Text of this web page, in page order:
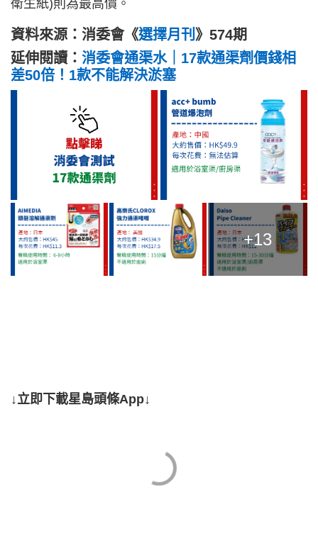
衛生紙)則為最高價。
資料來源：消委會《選擇月刊 》574期
延伸閱讀： 消委會通渠水｜17款通渠劑價錢相
差50倍！1款不能解決淤塞
+13
↓立即下載星島頭條App↓